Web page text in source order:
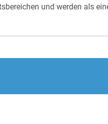
und werden als